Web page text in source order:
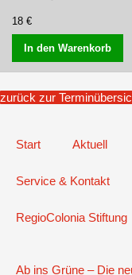
18 €
In den Warenkorb
zurück zur
Start Aktuell
Service & Kontakt
RegioColonia Stiftung
Ab ins Grüne – Die